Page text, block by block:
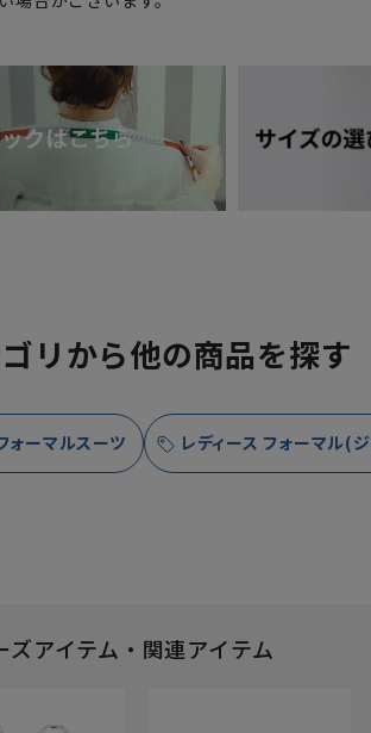
リから他の商品を探す
ォーマルスーツ レディース フォーマル(
ズアイテム・関連アイテム